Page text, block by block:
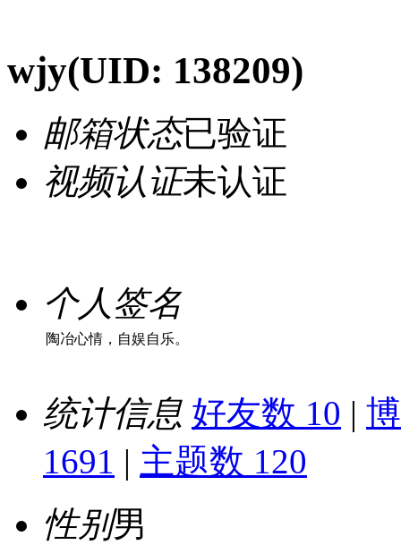
wjy(UID: 138209)
邮箱状态已验证
视频认证未认证
个人签名
陶冶心情，自娱自乐。
统计信息 好友数 10 |
1691 | 主题数 120
性别男